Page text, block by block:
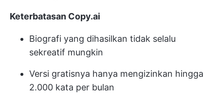
Keterbatasan Copy.ai
Biografi yang dihasilkan tidak selalu
sekreatif mungkin
Versi gratisnya hanya mengizinkan hingga
2.000 kata per bulan